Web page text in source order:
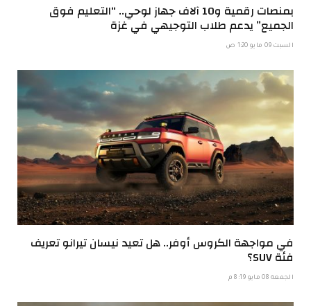
بمنصات رقمية و10 آلاف جهاز لوحي.. “التعليم فوق
الجميع” يدعم طلاب التوجيهي في غزة
السبت 09 مايو 1:20 ص
في مواجهة الكروس أوفر.. هل تعيد نيسان تيرانو تعريف
فئة SUV؟
الجمعة 08 مايو 8:19 م